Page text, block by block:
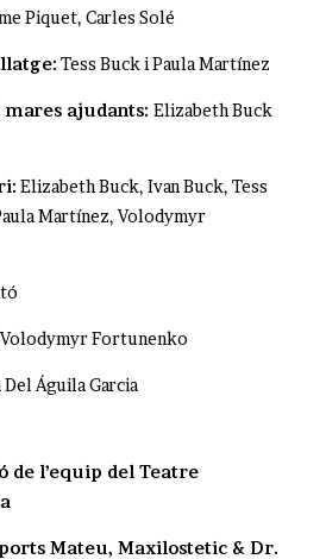
Piquet, Carles Solé
Tess Buck i Paula Martínez
ajudants: Elizabeth Buck
Elizabeth Buck, Ivan Buck, Tess
Martínez, Volodymyr
Volodymyr Fortunenko
Del Águila Garcia
de l’equip del Teatre
Mateu, Maxilostetic & Dr.